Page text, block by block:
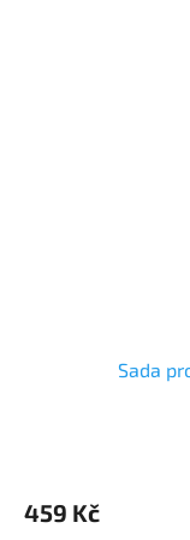
Sada
je
459 Kč